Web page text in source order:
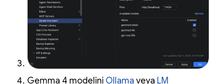
Gemma 4 modelini Ollama veya LM